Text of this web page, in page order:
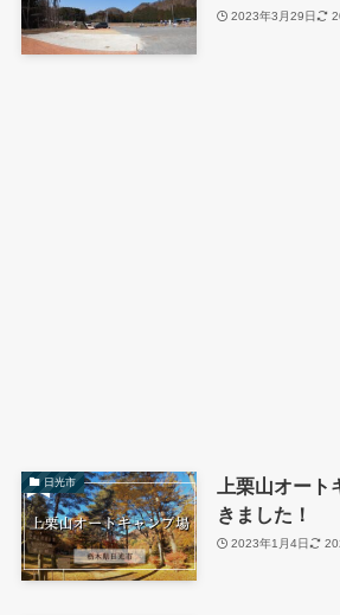
2023年3月29日
日光市
上栗山オー
きました！
2023年1月4日